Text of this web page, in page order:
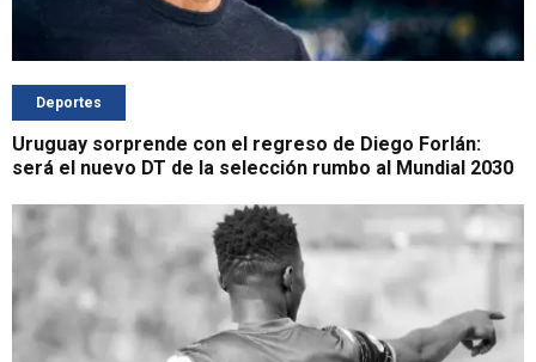
Deportes
Uruguay sorprende con el regreso de Diego Forlán:
será el nuevo DT de la selección rumbo al Mundial 2030